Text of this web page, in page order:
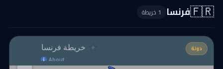
🇫🇷فرنسا 1 خريطة
دولة